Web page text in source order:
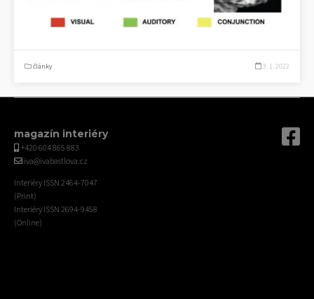
články 3. 1. 2022
magazín interiéry
+420 604 865 883
iva@ivabastlova.cz
Interiéry ISSN 2464-7047
(Print)
Interiéry ISSN 2694-9458
(Online)